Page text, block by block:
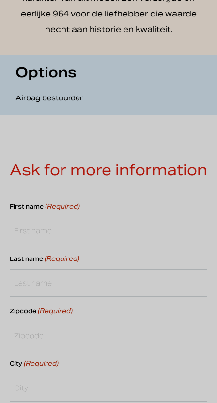
eerlijke 964 voor de liefhebber die waarde
hecht aan historie en kwaliteit.
Options
Airbag bestuurder
Ask for more information
First name (Required)
Last name (Required)
Zipcode (Required)
City (Required)